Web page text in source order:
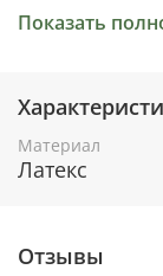
Материал:
Показать
Материал
Латекс
Отзывы